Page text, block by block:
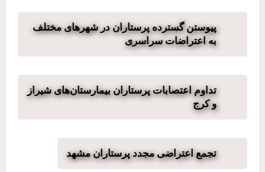
پیوستن گسترده پرستاران در شهرهای مختلف
به اعتراضات سراسری
تداوم اعتصابات پرستاران بیمارستان‌های شیراز
و کرج
تجمع اعتراضی مجدد پرستاران مشهد